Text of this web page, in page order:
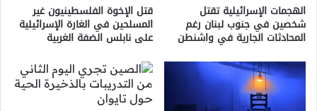
الهجمات الإسرائيلية تقتل
شخصين في جنوب لبنان رغم
المحادثات الجارية في واشنطن
قتل الإخوة الفلسطينيون غير
المسلحين في الغارة الإسرائيلية
على نابلس الضفة الغربية